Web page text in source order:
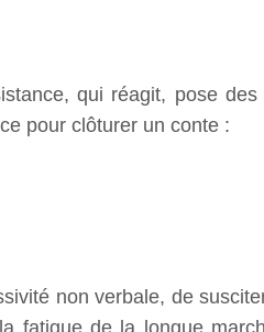
qui réagit, pose
pour clôturer un conte :
non verbale, de
fatigue de la longue